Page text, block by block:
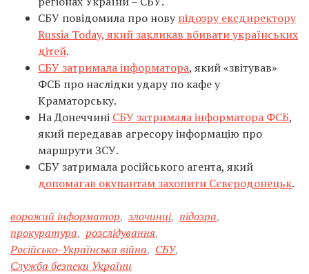
СБУ повідомила про новупідозру ексдиректору
Russia Today, який закликав вбивати українських
дітей.
СБУ затримала інформатора, який «звітував»
ФСБ про наслідки удару по кафе у
Краматорську.
На Донеччині СБУ затримала інформатора ФСБ,
який передавав агресору інформацію про
маршрути ЗСУ.
СБУ затримала російського агента, який
допомагав окупантам захопити Сєвєродонецьк.
ворожий інформатор, злочинці, підозра,
прокуратура, розслідування,
Російсько-Українська війна, СБУ,
Служба безпеки України